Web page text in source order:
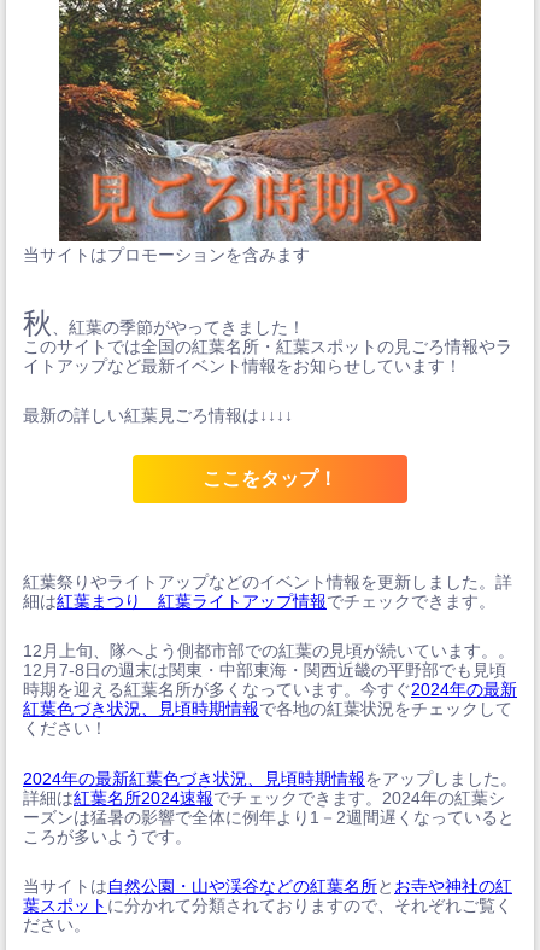
当サイトはプロモーションを含みます
秋
、紅葉の季節がやってきました！
このサイトでは全国の紅葉名所・紅葉スポットの見ごろ情報やラ
イトアップなど最新イベント情報をお知らせしています！
最新の詳しい紅葉見ごろ情報は↓↓↓↓
ここをタップ！
紅葉祭りやライトアップなどのイベント情報を更新しました。詳
細は紅葉まつり 紅葉ライトアップ情報でチェックできます。
12月上旬、隊へよう側都市部での紅葉の見頃が続いています。。
12月7-8日の週末は関東・中部東海・関西近畿の平野部でも見頃
時期を迎える紅葉名所が多くなっています。今すぐ2024年の最新
紅葉色づき状況、見頃時期情報で各地の紅葉状況をチェックして
ください！
2024年の最新紅葉色づき状況、見頃時期情報をアップしました。
詳細は紅葉名所2024速報でチェックできます。2024年の紅葉シ
ーズンは猛暑の影響で全体に例年より1－2週間遅くなっていると
ころが多いようです。
当サイトは自然公園・山や渓谷などの紅葉名所と お寺や神社の紅
葉スポット に分かれて分類されておりますので、それぞれご覧く
ださい。